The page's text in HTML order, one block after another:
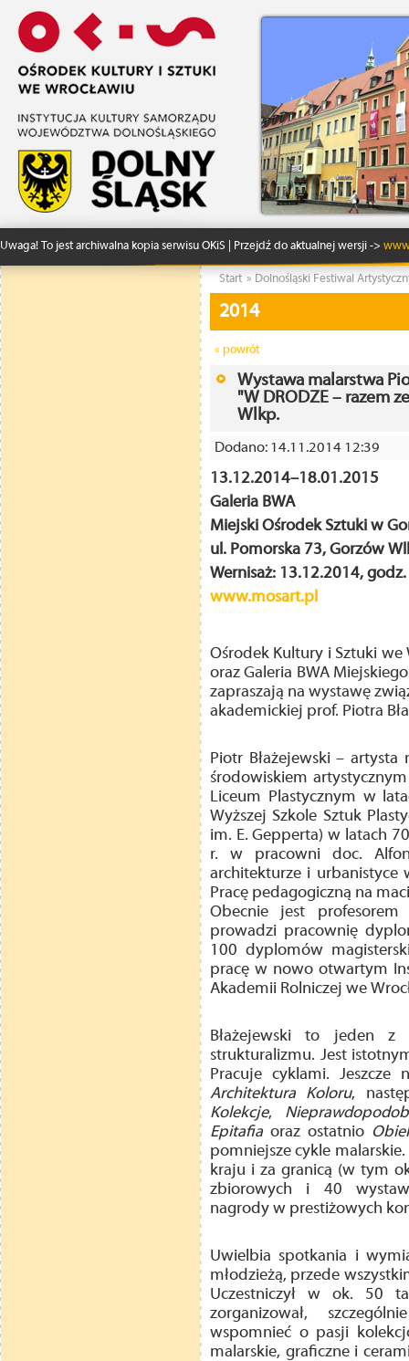
Uwaga! To jest archiwalna kopia serwisu OKiS | Przejdź do aktualnej wersji ->
Start » Dolnośląski Festiwal
2014
« powrót
Wystawa malarstwa
"W DRODZE – razem
Wlkp.
Dodano: 14.11.2014 12:39
13.12.2014–18.01.2015
Galeria BWA
Miejski Ośrodek Sztuki w
ul. Pomorska 73, Gorzów
Wernisaż: 13.12.2014,
www.mosart.pl
Ośrodek Kultury i Sztuki we
oraz Galeria BWA
zapraszają na wystawę
akademickiej prof. Piotra
Piotr Błażejewski –
środowiskiem
Liceum Plastycznym w
Wyższej Szkole Sztuk
im. E. Gepperta) w latach
r. w pracowni doc.
architekturze i urbanistyce
Pracę pedagogiczną na
Obecnie jest profesorem
prowadzi pracownię
100 dyplomów
pracę w nowo otwartym
Akademii Rolniczej we
Błażejewski to jeden z
strukturalizmu. Jest
Pracuje cyklami. Jeszcze
Architektura Koloru,
Kolekcje,
Epitafia oraz ostatnio
pomniejsze cykle
kraju i za granicą (w tym
zbiorowych i 40 wystaw
nagrody w prestiżowych
Uwielbia spotkania i
młodzieżą, przede
Uczestniczył w ok. 50
zorganizował,
wspomnieć o pasji
malarskie, graficzne i